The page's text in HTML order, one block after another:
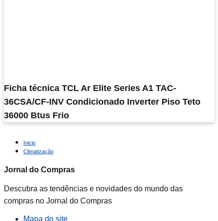
Ficha técnica TCL Ar Elite Series A1 TAC-
36CSA/CF-INV Condicionado Inverter Piso Teto
36000 Btus Frio
Inicio
Climatização
Jornal do Compras
Descubra as tendências e novidades do mundo das
compras no Jornal do Compras
Mapa do site